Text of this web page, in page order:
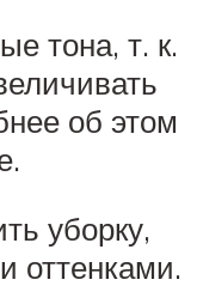
тона, т. к.
об этом
уборку,
оттенками.